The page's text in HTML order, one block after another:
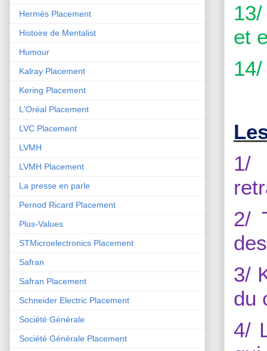
et
1/
2/
3/
du
4/
Hermès Placement
Histoire de Mentalist
Humour
Kalray Placement
Kering Placement
L'Oréal Placement
LVC Placement
LVMH
LVMH Placement
La presse en parle
Pernod Ricard Placement
Plus-Values
STMicroelectronics Placement
Safran
Safran Placement
Schneider Electric Placement
Société Générale
Société Générale Placement